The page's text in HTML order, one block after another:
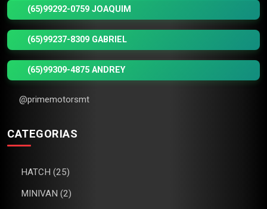
(65)99292-0759 JOAQUIM
(65)99237-8309 GABRIEL
(65)99309-4875 ANDREY
@primemotorsmt
CATEGORIAS
HATCH (25)
MINIVAN (2)